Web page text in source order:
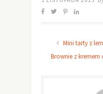
Mini tarty z
Brownie z